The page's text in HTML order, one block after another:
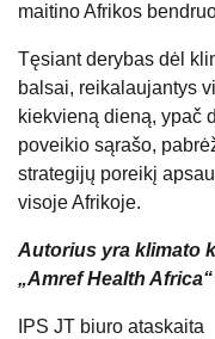
maitino Afrikos
Tęsiant derybas dėl
balsai, reikalaujantys
kiekvieną dieną, ypač
poveikio sąrašo,
strategijų poreikį
visoje Afrikoje.
Autorius yra klimato
„Amref Health Africa“
IPS JT biuro ataskaita